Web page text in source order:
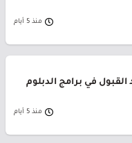
منذ 5 أيام
في برامج الدبلوم
منذ 5 أيام